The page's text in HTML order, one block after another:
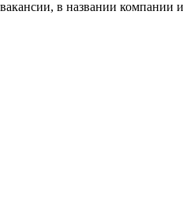
в названии компании